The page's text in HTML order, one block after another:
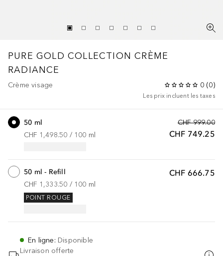
PURE GOLD COLLECTION CRÈME
RADIANCE
Crème visage 0 (0)
Les prix incluent les taxes
CHF 999.00
CHF 749.25
50 ml
CHF 1,498.50 / 100 ml
CHF 666.75
50 ml - Refill
CHF 1,333.50 / 100 ml
POINT ROUGE
En ligne: Disponible
Livraison offerte